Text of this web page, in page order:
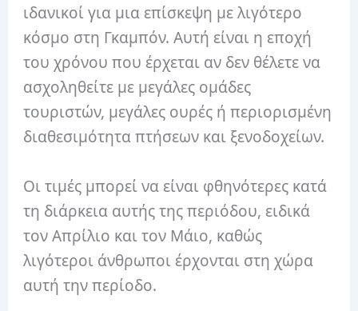
ιδανικοί για μια επίσκεψη με λιγότερο
κόσμο στη Γκαμπόν. Αυτή είναι η εποχή
του χρόνου που έρχεται αν δεν θέλετε να
ασχοληθείτε με μεγάλες ομάδες
τουριστών, μεγάλες ουρές ή περιορισμένη
διαθεσιμότητα πτήσεων και ξενοδοχείων.
Οι τιμές μπορεί να είναι φθηνότερες κατά
τη διάρκεια αυτής της περιόδου, ειδικά
τον Απρίλιο και τον Μάιο, καθώς
λιγότεροι άνθρωποι έρχονται στη χώρα
αυτή την περίοδο.